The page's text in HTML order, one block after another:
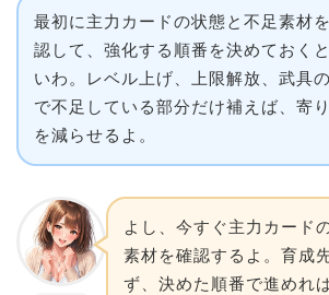
最初に主力カードの状態と不足素材
認して、強化する順番を決めておく
いわ。レベル上げ、上限解放、武具
で不足している部分だけ補えば、寄
を減らせるよ。
よし、今すぐ主力カード
素材を確認するよ。育成
ず、決めた順番で進めれ